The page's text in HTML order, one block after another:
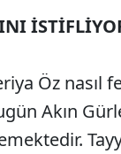
Öz nasıl
Akın